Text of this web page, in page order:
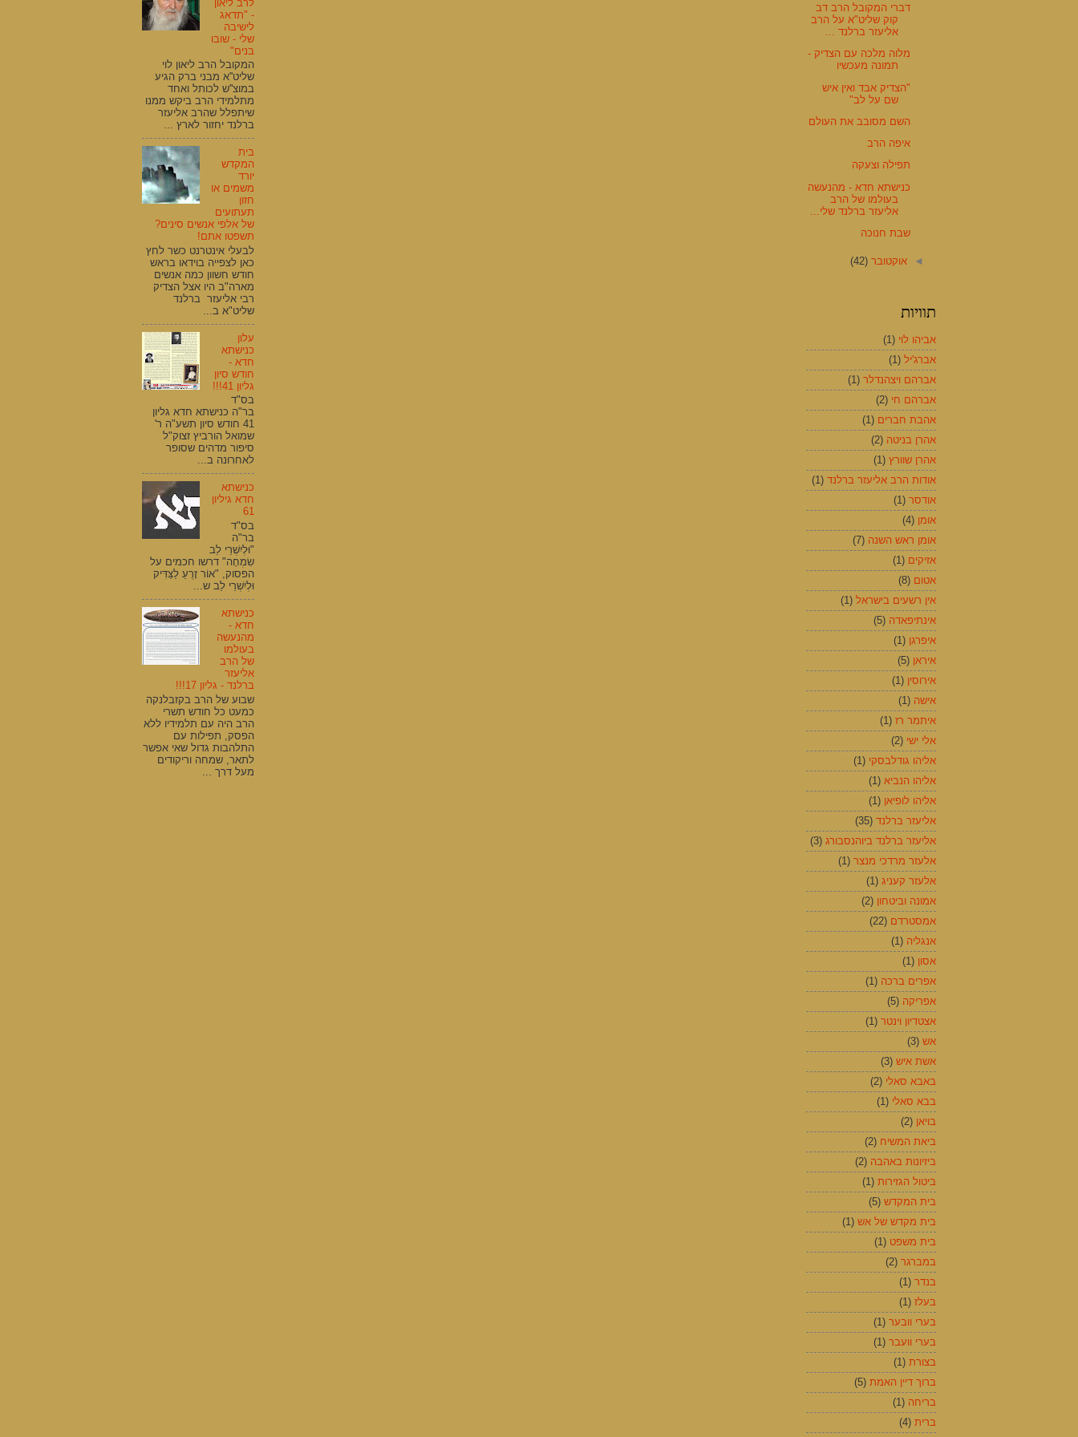
לרב ליאון
- "תדאג
לישיבה
שלי - שובו
בנים"
המקובל הרב ליאון לוי
שליט''א מבני ברק הגיע
במוצ''ש לכותל ואחד
מתלמידי הרב ביקש ממנו
שיתפלל שהרב אליעזר
ברלנד יחזור לארץ ...
בית
המקדש
יורד
משמים או
חזון
תעתועים
של אלפי אנשים סינים?
תשפטו אתם!
לבעלי אינטרנט כשר לחץ
כאן לצפייה בוידאו בראש
חודש חשוון כמה אנשים
מארה"ב היו אצל הצדיק
רבי אליעזר ברלנד
שליט"א ב...
עלון
כנישתא
חדא -
חודש סיון
גליון 41!!!
בס"ד
בר"ה כנישתא חדא גליון
41 חודש סיון תשע"ה ר'
שמואל הורביץ זצוק"ל
סיפור מדהים שסופר
לאחרונה ב...
כנישתא
חדא גיליון
61
בס"ד
בר"ה
"וּלְיִשְׁרֵי לֵב
שִׂמְחָה" דרשו חכמים על
הפסוק, "אוֹר זָרֻעַ לַצַּדִּיק
וּלְיִשְׁרֵי לֵב ש...
כנישתא
חדא -
מהנעשה
בעולמו
של הרב
אליעזר
ברלנד - גליון 17!!!
שבוע של הרב בקזבלנקה
כמעט כל חודש תשרי
הרב היה עם תלמידיו ללא
הפסק, תפילות עם
התלהבות גדול שאי אפשר
לתאר, שמחה וריקודים
מעל דרך ...
דברי המקובל הרב דב
קוק שליט"א על הרב
אליעזר ברלנד ...
מלוה מלכה עם הצדיק -
תמונה מעכשיו
"הצדיק אבד ואין איש
שם על לב"
השם מסובב את העולם
איפה הרב
תפילה וצעקה
כנישתא חדא - מהנעשה
בעולמו של הרב
אליעזר ברלנד שלי...
שבת חנוכה
◄אוקטובר(42)
תוויות
אביהו לוי (1)
אברג'יל (1)
אברהם ויצהנדלר (1)
אברהם חי (2)
אהבת חברים (1)
אהרן בניטה (2)
אהרן שוורץ (1)
אודות הרב אליעזר ברלנד (1)
אודסר (1)
אומן (4)
אומן ראש השנה (7)
אזיקים (1)
אטום (8)
אין רשעים בישראל (1)
אינתיפאדה (5)
איפרגן (1)
איראן (5)
אירוסין (1)
אישה (1)
איתמר רז (1)
אלי ישי (2)
אליהו גודלבסקי (1)
אליהו הנביא (1)
אליהו לופיאן (1)
אליעזר ברלנד (35)
אליעזר ברלנד ביוהנסבורג (3)
אלעזר מרדכי מנצר (1)
אלעזר קעניג (1)
אמונה וביטחון (2)
אמסטרדם (22)
אנגליה (1)
אסון (1)
אפרים ברכה (1)
אפריקה (5)
אצטדיון וינטר (1)
אש (3)
אשת איש (3)
באבא סאלי (2)
בבא סאלי (1)
בויאן (2)
ביאת המשיח (2)
ביזיונות באהבה (2)
ביטול הגזירות (1)
בית המקדש (5)
בית מקדש של אש (1)
בית משפט (1)
במברגר (2)
בנדר (1)
בעלז (1)
בערי וובער (1)
בערי וועבר (1)
בצורת (1)
ברוך דיין האמת (5)
בריחה (1)
ברית (4)